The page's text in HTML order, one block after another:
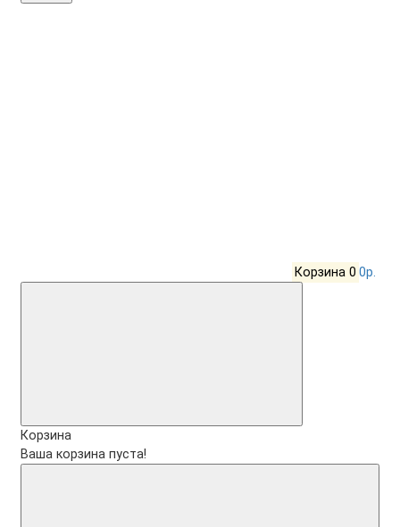
Корзина 0 0р.
Корзина
Ваша корзина пуста!